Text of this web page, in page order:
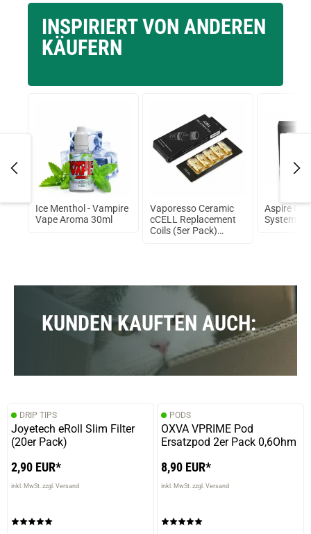
INSPIRIERT VON ANDEREN
KÄUFERN
Ice Menthol - Vampire
Vape Aroma 30ml
Vaporesso Ceramic
cCELL Replacement
Coils (5er Pack)
Aspire
System
KUNDEN KAUFTEN AUCH:
DRIP TIPS
Joyetech eRoll Slim Filter
(20er Pack)
2,90 EUR*
inkl. MwSt. zzgl. Versand
PODS
OXVA VPRIME Pod
Ersatzpod 2er Pack 0,6Ohm
8,90 EUR*
inkl. MwSt. zzgl. Versand